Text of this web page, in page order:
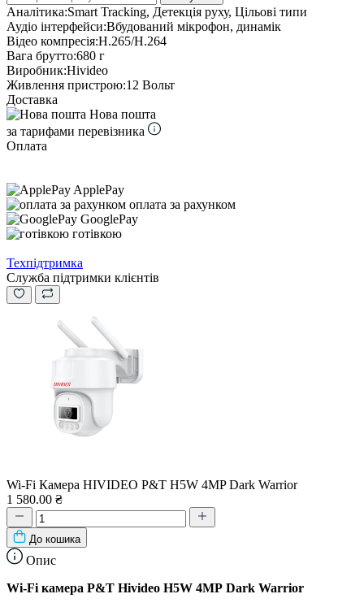
Аналітика:Smart Tracking, Детекція руху, Цільові типи
Аудіо інтерфейси:Вбудований мікрофон, динамік
Відео компресія:H.265/H.264
Вага брутто:680 г
Виробник:Hivideo
Живлення пристрою:12 Вольт
Доставка
Нова пошта
за тарифами перевізника
Оплата
ApplePay
оплата за рахунком
GooglePay
готівкою
Техпідтримка
Служба підтримки клієнтів
Wi-Fi Камера HIVIDEO P&T H5W 4MP Dark Warrior
1 580.00 ₴
До кошика
Опис
Wi-Fi камера P&T Hivideo H5W 4MP Dark Warrior